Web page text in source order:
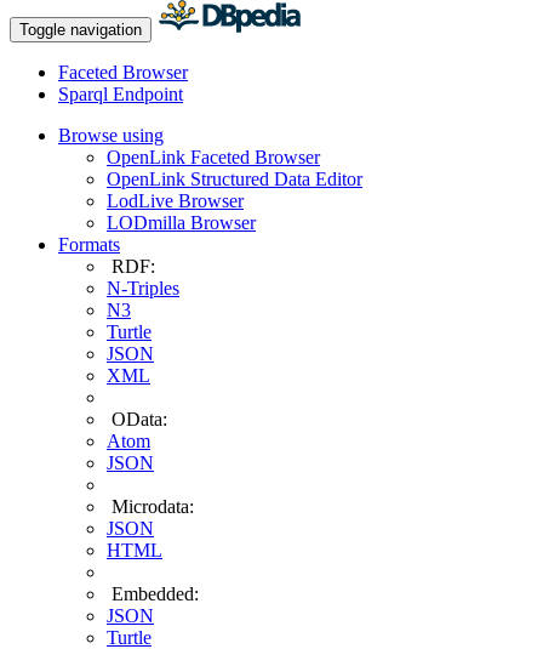
Toggle navigation
Faceted Browser
Sparql Endpoint
Browse using
OpenLink Faceted Browser
OpenLink Structured Data Editor
LodLive Browser
LODmilla Browser
Formats
RDF:
N-Triples
N3
Turtle
JSON
XML
OData:
Atom
JSON
Microdata:
JSON
HTML
Embedded:
JSON
Turtle